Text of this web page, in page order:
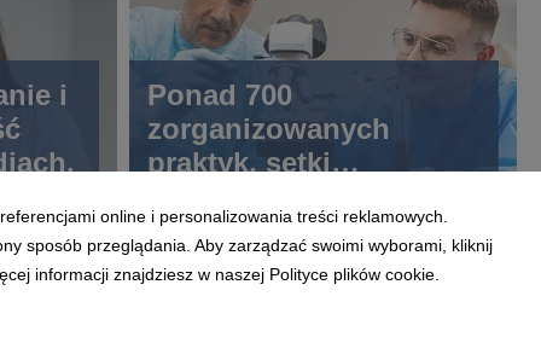
i
Ponad 700
zorganizowanych
praktyk, setki
dziesiątki inicjatyw w
jednym roku
online i personalizowania treści reklamowych.
sposób przeglądania. Aby zarządzać swoimi wyborami, kliknij
informacji znajdziesz w naszej Polityce plików cookie.